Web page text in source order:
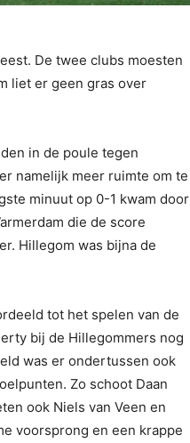
De twee clubs moesten
liet er geen gras over
in de poule tegen
namelijk meer ruimte om te
minuut op 0-1 kwam door
die de score
Hillegom was bijna de
tot het spelen van de
bij de Hillegommers nog
was er ondertussen ook
Zo schoot Daan
ook Niels van Veen en
voorsprong en een krappe